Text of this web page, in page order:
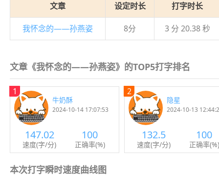
文章 设定时长 打字时长
我怀念的——孙燕姿 8分 3 分 20.38 秒
文章《我怀念的——孙燕姿》的TOP5打字排名
1
牛奶酥
2024-10-14 17:07:53
147.02
速度(字/分)
100
正确率(%)
2
隐星
2024-10-13
132.5
速度(字/分)
100
正确率(%)
本次打字瞬时速度曲线图